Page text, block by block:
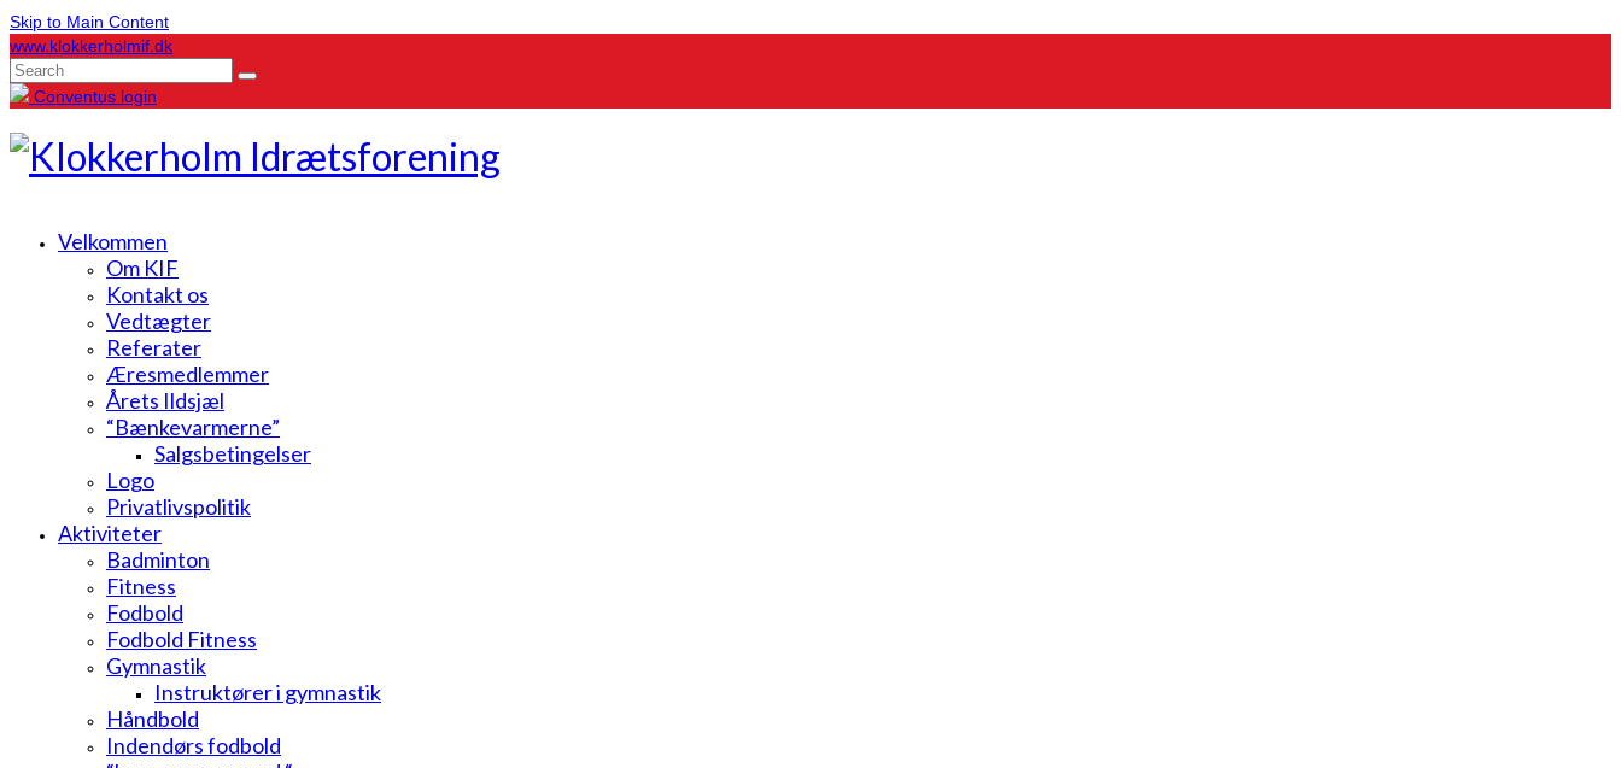
Skip to Main Content
www.klokkerholmif.dk
Search
for: Conventus login
Velkommen
Om KIF
Kontakt os
Vedtægter
Referater
Æresmedlemmer
Årets Ildsjæl
“Bænkevarmerne”
Salgsbetingelser
Logo
Privatlivspolitik
Aktiviteter
Badminton
Fitness
Fodbold
Fodbold Fitness
Gymnastik
Instruktører i gymnastik
Håndbold
Indendørs fodbold